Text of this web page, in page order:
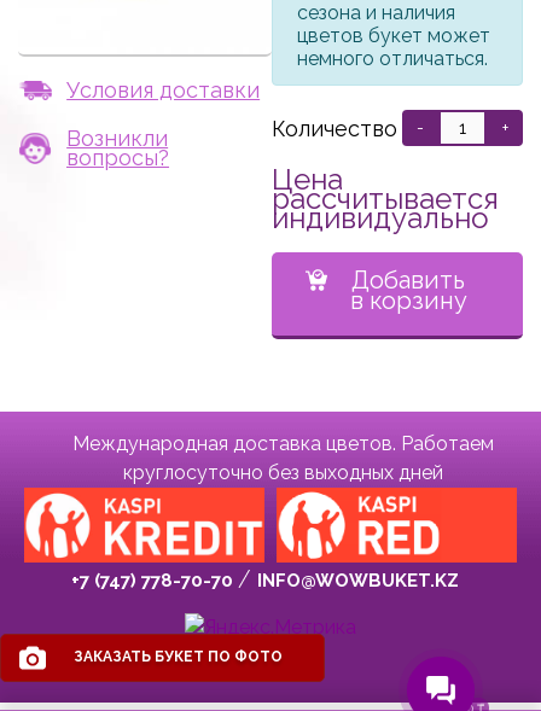
0₸
Условия доставки
Возникли
вопросы?
сезона и наличия
цветов букет может
немного отличаться.
Количество - +
Цена
рассчитывается
индивидуально
Добавить
в корзину
Международная доставка цветов. Работаем
круглосуточно без выходных дней
+7 (747) 778-70-70 INFO@WOWBUKET.KZ
ЗАКАЗАТЬ БУКЕТ ПО ФОТО